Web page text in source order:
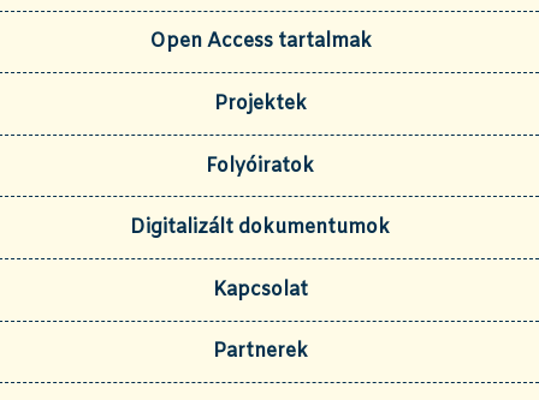
Open Access tartalmak
Projektek
Folyóiratok
Digitalizált dokumentumok
Kapcsolat
Partnerek